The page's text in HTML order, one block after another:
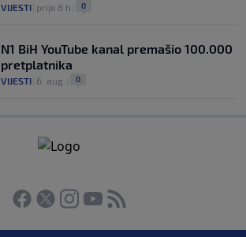
VIJESTI prije 8 h 0
N1 BiH YouTube kanal premašio 100.000
pretplatnika
VIJESTI 6. aug. 0